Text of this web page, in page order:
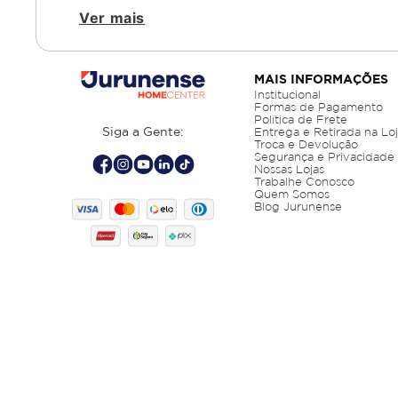
A qualidade da argamassa influencia
curadoria técnica voltada à confiabilidade
Argamassa quartzolit
Entre as opções disponíveis, a
Indicada para porcelanatos, pedras
para áreas externas e locais com tráfego
investimento seguro para obras que
Selecionamos argamassas com
Argamassa urso polar:
A argamassa urso polar reúne
Ver mais
Siga a Gente:
MAIS INFORMAÇÕES
Institucional
Formas de Pagamento
Política de Frete
Entrega e Retirada na
Troca e Devolução
Segurança e Privacidade
Nossas Lojas
Trabalhe Conosco
Quem Somos
Blog Jurunense